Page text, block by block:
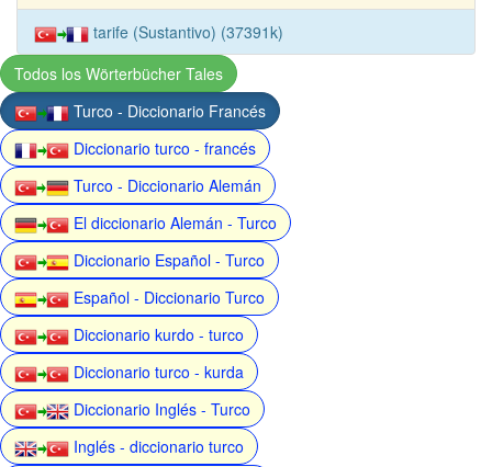
tarife (Sustantivo) (37391k)
Todos los Wörterbücher Tales
Turco - Diccionario Francés
Diccionario turco - francés
Turco - Diccionario Alemán
El diccionario Alemán - Turco
Diccionario Español - Turco
Español - Diccionario Turco
Diccionario kurdo - turco
Diccionario turco - kurda
Diccionario Inglés - Turco
Inglés - diccionario turco